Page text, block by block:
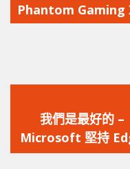
Phantom Gaming
一
篇
文
我們是最好的 –
Microsoft 堅持
超越 Chrome、